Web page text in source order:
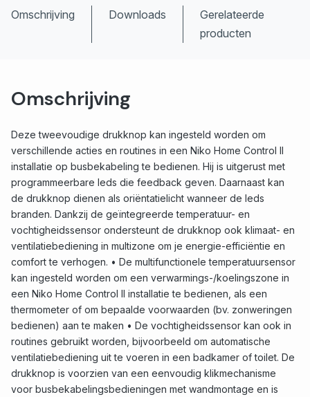
Omschrijving Downloads
Gerelateerde
producten
Omschrijving
Deze tweevoudige drukknop kan ingesteld worden om
verschillende acties en routines in een Niko Home Control II
installatie op busbekabeling te bedienen. Hij is uitgerust met
programmeerbare leds die feedback geven. Daarnaast kan
de drukknop dienen als oriëntatielicht wanneer de leds
branden. Dankzij de geïntegreerde temperatuur- en
vochtigheidssensor ondersteunt de drukknop ook klimaat- en
ventilatiebediening in multizone om je energie-efficiëntie en
comfort te verhogen. • De multifunctionele temperatuursensor
kan ingesteld worden om een verwarmings-/koelingszone in
een Niko Home Control II installatie te bedienen, als een
thermometer of om bepaalde voorwaarden (bv. zonweringen
bedienen) aan te maken • De vochtigheidssensor kan ook in
routines gebruikt worden, bijvoorbeeld om automatische
ventilatiebediening uit te voeren in een badkamer of toilet. De
drukknop is voorzien van een eenvoudig klikmechanisme
voor busbekabelingsbedieningen met wandmontage en is